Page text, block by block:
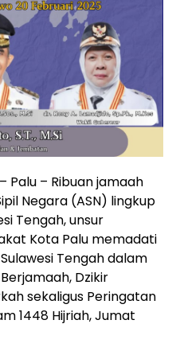
Palu – Ribuan jamaah
Negara (ASN) lingkup
Tengah, unsur
Kota Palu memadati
Tengah dalam
Dzikir
sekaligus Peringatan
1448 Hijriah, Jumat